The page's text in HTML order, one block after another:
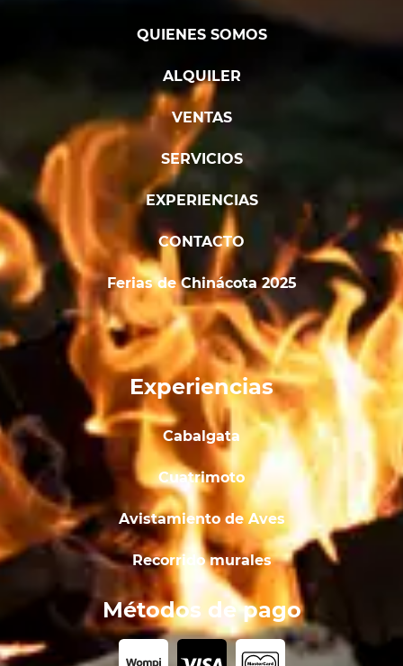
QUIENES SOMOS
ALQUILER
VENTAS
SERVICIOS
EXPERIENCIAS
CONTACTO
Ferias de Chinácota 2025
Experiencias
Cabalgata
Cuatrimoto
Avistamiento de Aves
Recorrido murales
Métodos de pago